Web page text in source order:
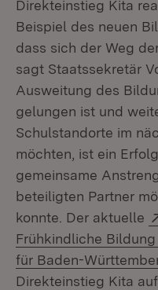
Direkteinstieg Kita
Beispiel des neuen
dass sich der Weg
sagt Staatssekretär
Ausweitung des
gelungen ist und
Schulstandorte im
möchten, ist ein
gemeinsame
beteiligten Partner
konnte. Der aktuelle
Frühkindliche
für Baden-
Direkteinstieg Kita